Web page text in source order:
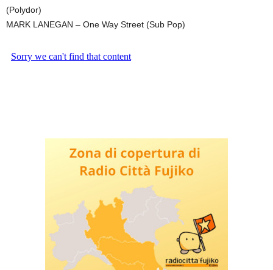
(Polydor)
MARK LANEGAN – One Way Street (Sub Pop)